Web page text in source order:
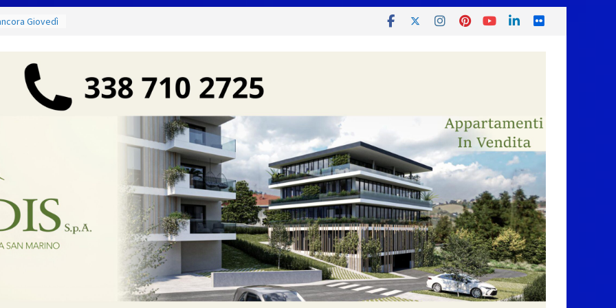
Giovedì
Civile
codice colore
estreme
si
di
e di mare